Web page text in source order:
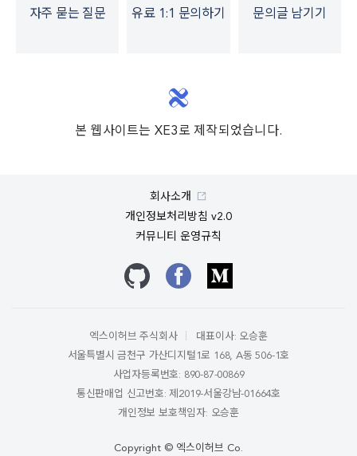
자주 묻는 질문 유료 1:1 문의하기 문의글 남기기
본 웹사이트는 XE3로 제작되었습니다.
회사소개
개인정보처리방침 v2.0
커뮤니티 운영규칙
깃허브 페이스북 미디엄
엑스이허브 주식회사
대표이사: 오승훈
서울특별시 금천구 가산디지털1로 168, A동 506-1호
사업자등록번호: 890-87-00869
통신판매업 신고번호: 제2019-서울강남-01664호
개인정보 보호책임자: 오승훈
Copyright © 엑스이허브 Co.